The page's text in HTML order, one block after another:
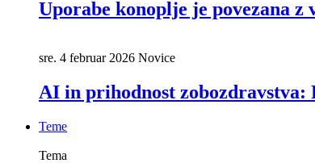
Uporabe konoplje je povezana
sre. 4 februar 2026 Novice
AI in prihodnost zobozdravstva:
Teme
Tema